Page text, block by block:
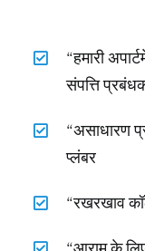
“हमारी
संपत्ति
“असाधारण
प्लंबर
“रखरखाव